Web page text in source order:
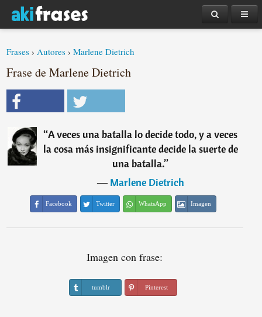
Frases ›Autores ›Marlene Dietrich
Frase de Marlene Dietrich
“A veces una batalla lo decide todo, y a veces
la cosa más insignificante decide la suerte de
una batalla.”
―Marlene Dietrich
Facebook Twitter WhatsApp Imagen
Imagen con frase:
tumblr Pinterest